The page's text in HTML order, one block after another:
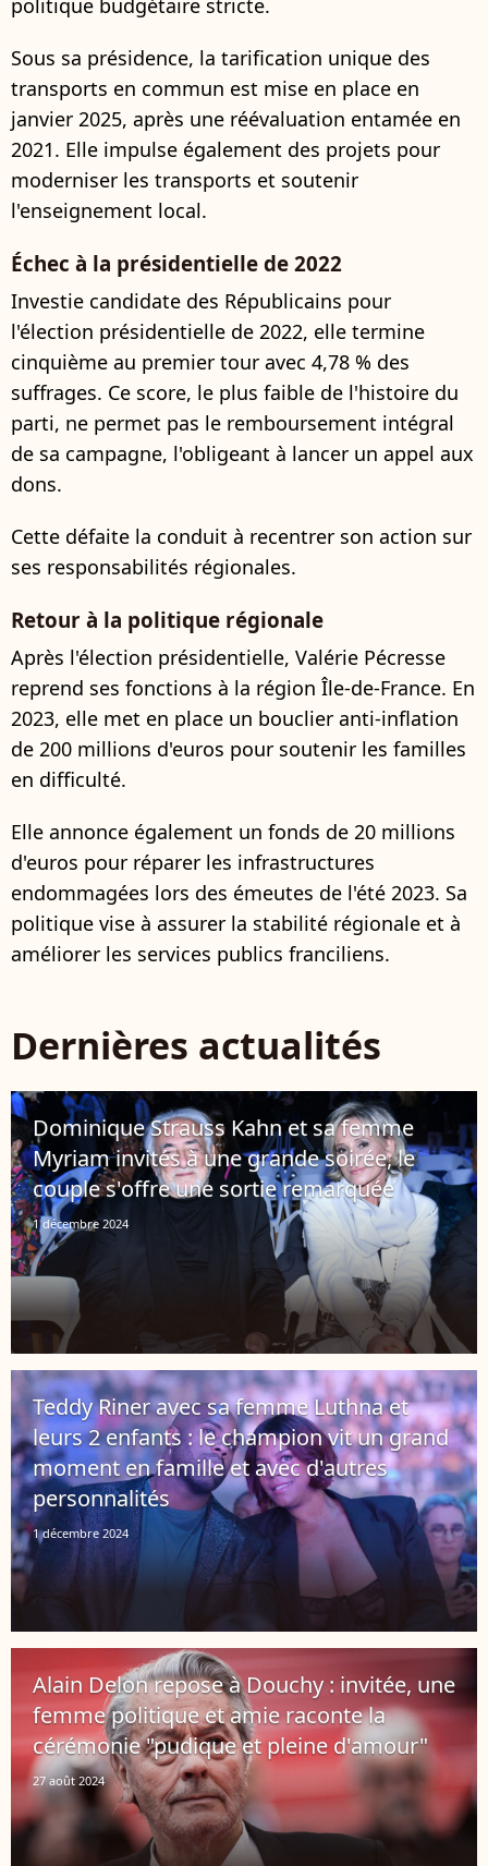
politique budgétaire stricte.
Sous sa présidence, la tarification unique des
transports en commun est mise en place en
janvier 2025, après une réévaluation entamée en
2021. Elle impulse également des projets pour
moderniser les transports et soutenir
l'enseignement local.
Échec à la présidentielle de 2022
Investie candidate des Républicains pour
l'élection présidentielle de 2022, elle termine
cinquième au premier tour avec 4,78 % des
suffrages. Ce score, le plus faible de l'histoire du
parti, ne permet pas le remboursement intégral
de sa campagne, l'obligeant à lancer un appel aux
dons.
Cette défaite la conduit à recentrer son action sur
ses responsabilités régionales.
Retour à la politique régionale
Après l'élection présidentielle, Valérie Pécresse
reprend ses fonctions à la région Île-de-France. En
2023, elle met en place un bouclier anti-inflation
de 200 millions d'euros pour soutenir les familles
en difficulté.
Elle annonce également un fonds de 20 millions
d'euros pour réparer les infrastructures
endommagées lors des émeutes de l'été 2023. Sa
politique vise à assurer la stabilité régionale et à
améliorer les services publics franciliens.
Dernières actualités
Dominique Strauss Kahn et sa femme
Myriam invités à une grande soirée, le
couple s'offre une sortie remarquée
1 décembre 2024
Teddy Riner avec sa femme Luthna et
leurs 2 enfants : le champion vit un grand
moment en famille et avec d'autres
personnalités
1 décembre 2024
Alain Delon repose à Douchy : invitée, une
femme politique et amie raconte la
cérémonie "pudique et pleine d'amour"
27 août 2024